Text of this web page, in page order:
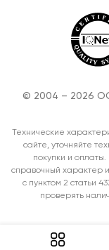
© 2004 – 2026
Технические
сайте, уточняйте
покупки и
справочный характер и
с пунктом 2 статьи
проверять